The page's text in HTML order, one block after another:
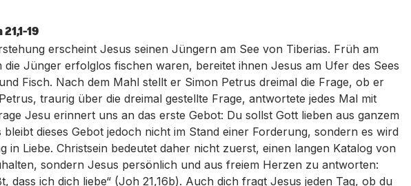
19
erscheint Jesus seinen Jüngern am See von Tiberias. Früh am
die Jünger erfolglos fischen waren, bereitet ihnen Jesus am Ufer des Sees
Fisch. Nach dem Mahl stellt er Simon Petrus dreimal die Frage, ob er
traurig über die dreimal gestellte Frage, antwortete jedes Mal mit
Jesu erinnert uns an das erste Gebot: Du sollst Gott lieben aus ganzem
bleibt dieses Gebot jedoch nicht im Stand einer Forderung, sondern es wird
in Liebe. Christsein bedeutet daher nicht zuerst, einen langen Katalog von
sondern Jesus persönlich und aus freiem Herzen zu antworten:
dass ich dich liebe“ (Joh 21,16b). Auch dich fragt Jesus jeden Tag, ob du